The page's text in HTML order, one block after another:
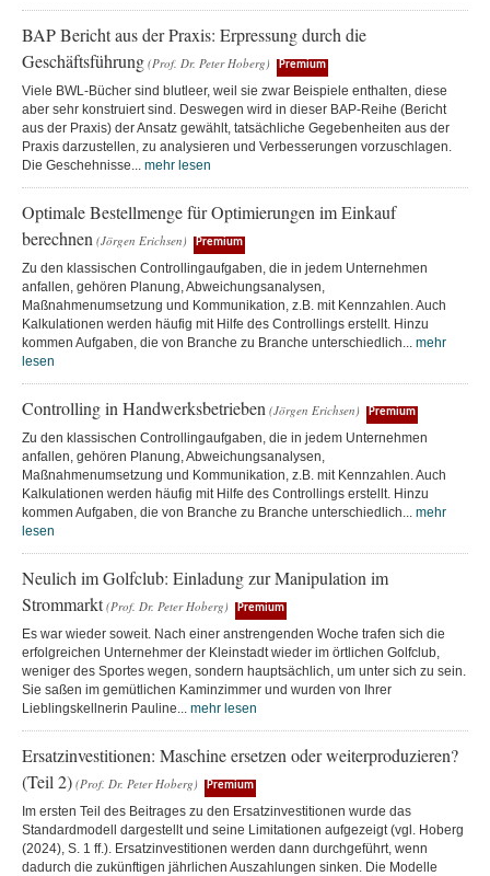
BAP Bericht aus der Praxis: Erpressung durch die
Geschäftsführung (Prof. Dr. Peter Hoberg) Premium
Viele BWL-Bücher sind blutleer, weil sie zwar Beispiele enthalten, diese
aber sehr konstruiert sind. Deswegen wird in dieser BAP-Reihe (Bericht
aus der Praxis) der Ansatz gewählt, tatsächliche Gegebenheiten aus der
Praxis darzustellen, zu analysieren und Verbesserungen vorzuschlagen.
Die Geschehnisse... mehr lesen
Optimale Bestellmenge für Optimierungen im Einkauf
berechnen (Jörgen Erichsen) Premium
Zu den klassischen Controllingaufgaben, die in jedem Unternehmen
anfallen, gehören Planung, Abweichungsanalysen,
Maßnahmenumsetzung und Kommunikation, z.B. mit Kennzahlen. Auch
Kalkulationen werden häufig mit Hilfe des Controllings erstellt. Hinzu
kommen Aufgaben, die von Branche zu Branche unterschiedlich... mehr
lesen
Controlling in Handwerksbetrieben (Jörgen Erichsen) Premium
Zu den klassischen Controllingaufgaben, die in jedem Unternehmen
anfallen, gehören Planung, Abweichungsanalysen,
Maßnahmenumsetzung und Kommunikation, z.B. mit Kennzahlen. Auch
Kalkulationen werden häufig mit Hilfe des Controllings erstellt. Hinzu
kommen Aufgaben, die von Branche zu Branche unterschiedlich... mehr
lesen
Neulich im Golfclub: Einladung zur Manipulation im
Strommarkt (Prof. Dr. Peter Hoberg) Premium
Es war wieder soweit. Nach einer anstrengenden Woche trafen sich die
erfolgreichen Unternehmer der Kleinstadt wieder im örtlichen Golfclub,
weniger des Sportes wegen, sondern hauptsächlich, um unter sich zu sein.
Sie saßen im gemütlichen Kaminzimmer und wurden von Ihrer
Lieblingskellnerin Pauline... mehr lesen
Ersatzinvestitionen: Maschine ersetzen oder weiterproduzieren?
(Teil 2) (Prof. Dr. Peter Hoberg) Premium
Im ersten Teil des Beitrages zu den Ersatzinvestitionen wurde das
Standardmodell dargestellt und seine Limitationen aufgezeigt (vgl. Hoberg
(2024), S. 1 ff.). Ersatzinvestitionen werden dann durchgeführt, wenn
dadurch die zukünftigen jährlichen Auszahlungen sinken. Die Modelle